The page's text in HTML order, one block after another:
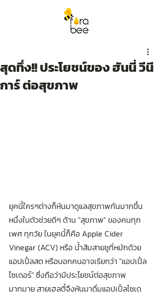
สุดทึ่ง!! ประโยชน์ของ ฮันนี่ วีนี
การ์ ต่อสุขภาพ
ยุคนี้ใครๆต่างก็หันมาดูแลสุขภาพกันมากขึ้น
หนึ่งในตัวช่วยดีๆ ด้าน "สุขภาพ" ของคนทุก
เพศ ทุกวัย ในยุคนี้ก็คือ Apple Cider
Vinegar (ACV) หรือ น้ำส้มสายชูที่หมักด้วย
แอปเปิ้ลสด หรือบอกคนอาจเรียกว่า "แอปเปิ้ล
ไซเดอร์" ซึ่งถือว่ามีประโยชน์ต่อสุขภาพ
มากมาย สายเฮลตี้จึงหันมาดื่มแอปเปิ้ลไซเด